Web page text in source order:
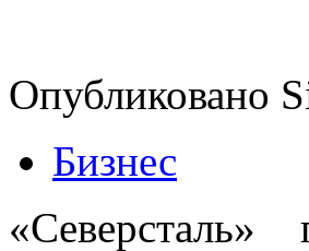
Опубликовано
Бизнес